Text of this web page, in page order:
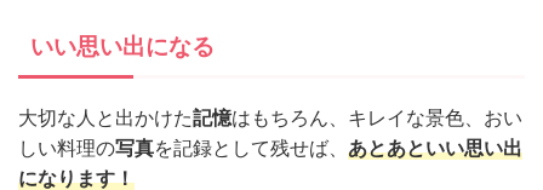
いい思い出になる
大切な人と出かけた記憶はもちろん、キレイな景色、おい
しい料理の写真を記録として残せば、 あとあといい思い出
になります！